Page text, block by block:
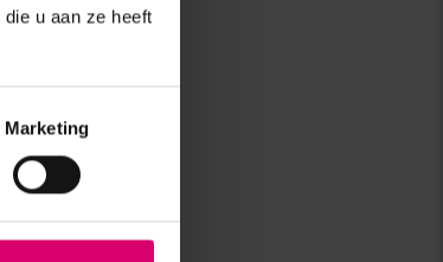
u aan ze heeft
Marketing